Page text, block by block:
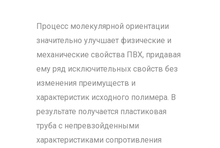
Процесс молекулярной ориентации
значительно улучшает физические и
механические свойства ПВХ, придавая
ему ряд исключительных свойств без
изменения преимуществ и
характеристик исходного полимера. В
результате получается пластиковая
труба с непревзойденными
характеристиками сопротивления